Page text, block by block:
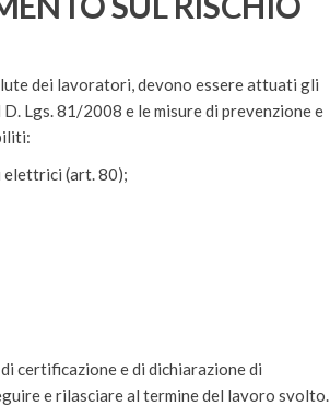
dei lavoratori, devono essere attuati gli
Lgs. 81/2008 e le misure di prevenzione e
elettrici (art. 80);
certificazione e di dichiarazione di
e rilasciare al termine del lavoro svolto.